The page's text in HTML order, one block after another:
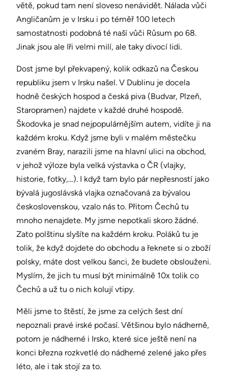
větě, pokud tam není sloveso nenávidět. Nálada vůči
Angličanům je v Irsku i po téměř 100 letech
samostatnosti podobná té naší vůči Růsum po 68.
Jinak jsou ale Iři velmi milí, ale taky divocí lidi.
Dost jsme byl překvapený, kolik odkazů na Českou
republiku jsem v Irsku našel. V Dublinu je docela
hodně českých hospod a česká piva (Budvar, Plzeň,
Staropramen) najdete v každé druhé hospodě.
Škodovka je snad nejpopulárnějším autem, vidíte ji na
každém kroku. Když jsme byli v malém městečku
zvaném Bray, narazili jsme na hlavní ulici na obchod,
v jehož výloze byla velká výstavka o ČR (vlajky,
historie, fotky,…). I když tam bylo pár nepřesností jako
bývalá jugoslávská vlajka označovaná za bývalou
československou, vzalo nás to. Přitom Čechů tu
mnoho nenajdete. My jsme nepotkali skoro žádné.
Zato polštinu slyšíte na každém kroku. Poláků tu je
tolik, že když dojdete do obchodu a řeknete si o zboží
polsky, máte dost velkou šanci, že budete obslouženi.
Myslím, že jich tu musí být minimálně 10x tolik co
Čechů a už tu o nich kolují vtipy.
Měli jsme to štěstí, že jsme za celých šest dní
nepoznali pravé irské počasí. Většinou bylo nádherně,
potom je nádherné i Irsko, které sice ještě není na
konci března rozkvetlé do nádherné zelené jako přes
léto, ale i tak stojí za to.